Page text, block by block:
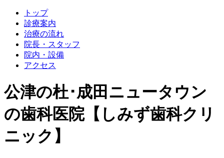
トップ
診療案内
治療の流れ
院長・スタッフ
院内・設備
アクセス
公津の杜･成田ニュータウン
の歯科医院【しみず歯科クリ
ニック】